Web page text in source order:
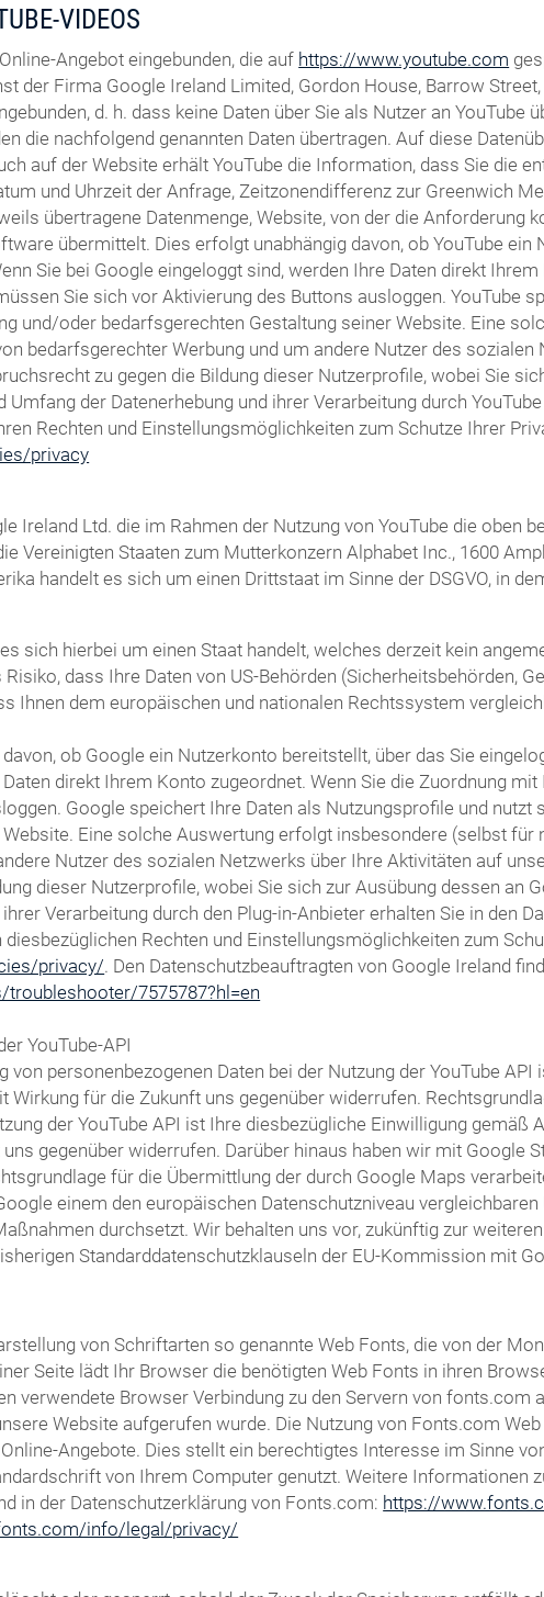
VIDEOS
Angebot eingebunden, die auf https://www.youtube.com
der Firma Google Ireland Limited, Gordon House, Barrow
d. h. dass keine Daten über Sie als Nutzer an
die nachfolgend genannten Daten übertragen. Auf diese
auf der Website erhält YouTube die Information, dass Sie die
und Uhrzeit der Anfrage, Zeitzonendifferenz zur Greenwich
übertragene Datenmenge, Website, von der die Anforderung
übermittelt. Dies erfolgt unabhängig davon, ob YouTube
Sie bei Google eingeloggt sind, werden Ihre Daten direkt
Sie sich vor Aktivierung des Buttons ausloggen. YouTube
und/oder bedarfsgerechten Gestaltung seiner Website. Eine
bedarfsgerechter Werbung und um andere Nutzer des
zu gegen die Bildung dieser Nutzerprofile, wobei Sie
der Datenerhebung und ihrer Verarbeitung durch
Rechten und Einstellungsmöglichkeiten zum Schutze Ihrer
privacy
Ireland Ltd. die im Rahmen der Nutzung von YouTube die oben
Vereinigten Staaten zum Mutterkonzern Alphabet Inc., 1600
handelt es sich um einen Drittstaat im Sinne der DSGVO, in
sich hierbei um einen Staat handelt, welches derzeit kein
dass Ihre Daten von US-Behörden (Sicherheitsbehörden,
Ihnen dem europäischen und nationalen Rechtssystem
ob Google ein Nutzerkonto bereitstellt, über das Sie
direkt Ihrem Konto zugeordnet. Wenn Sie die Zuordnung
Google speichert Ihre Daten als Nutzungsprofile und
Eine solche Auswertung erfolgt insbesondere (selbst für
Nutzer des sozialen Netzwerks über Ihre Aktivitäten auf
dieser Nutzerprofile, wobei Sie sich zur Ausübung dessen
Verarbeitung durch den Plug-in-Anbieter erhalten Sie in den
Rechten und Einstellungsmöglichkeiten zum
privacy/. Den Datenschutzbeauftragten von Google Ireland
7575787?hl=en
YouTube-API
personenbezogenen Daten bei der Nutzung der YouTube
Wirkung für die Zukunft uns gegenüber widerrufen.
der YouTube API ist Ihre diesbezügliche Einwilligung gemäß
gegenüber widerrufen. Darüber hinaus haben wir mit Google
für die Übermittlung der durch Google Maps
einem den europäischen Datenschutzniveau
durchsetzt. Wir behalten uns vor, zukünftig zur
Standarddatenschutzklauseln der EU-Kommission mit
von Schriftarten so genannte Web Fonts, die von der
Seite lädt Ihr Browser die benötigten Web Fonts in ihren
verwendete Browser Verbindung zu den Servern von
Website aufgerufen wurde. Die Nutzung von Fonts.com
Angebote. Dies stellt ein berechtigtes Interesse im Sinne
von Ihrem Computer genutzt. Weitere Informationen
in der Datenschutzerklärung von Fonts.com: https://
info/legal/privacy/